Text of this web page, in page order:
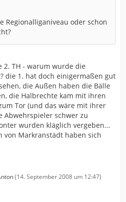
Regionalliganiveau oder schon
2. TH - warum wurde die
die 1. hat doch einigermaßen gut
die Außen haben die Bälle
die Halbrechte kam mit ihren
Tor (und das wäre mit ihrer
Abwehrspieler schwer zu
wurden kläglich vergeben...
von Markranstädt haben sich
(14. September 2008 um 12:47)